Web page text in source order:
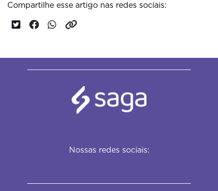
Compartilhe esse artigo nas redes sociais:
Nossas redes sociais: